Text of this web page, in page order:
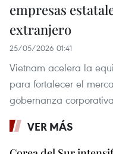
empresas
extranjero
25/05/2026 01:41
Vietnam acelera la
para fortalecer el
gobernanza
VER MÁS